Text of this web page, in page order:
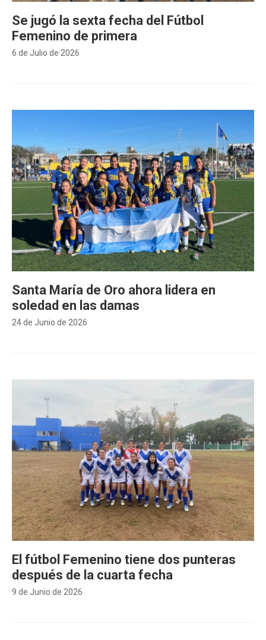
6 de Julio de 2026
Se jugó la sexta fecha del Fútbol
Femenino de primera
24 de Junio de 2026
Santa María de Oro ahora lidera en
soledad en las damas
9 de Junio de 2026
El fútbol Femenino tiene dos punteras
después de la cuarta fecha